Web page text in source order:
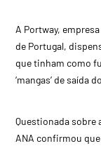
A Portway,
de Portugal,
que tinham como
‘mangas’ de saída
Questionada sobre
ANA confirmou